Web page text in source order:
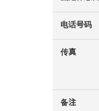
电话号码
传真
备注